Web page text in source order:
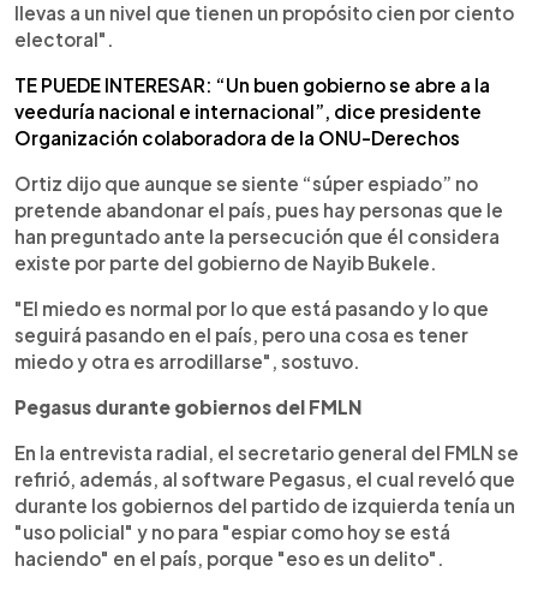
llevas a un nivel que tienen un propósito cien por ciento
electoral".
TE PUEDE INTERESAR: “Un buen gobierno se abre a la
veeduría nacional e internacional”, dice presidente
Organización colaboradora de la ONU-Derechos
Ortiz dijo que aunque se siente “súper espiado” no
pretende abandonar el país, pues hay personas que le
han preguntado ante la persecución que él considera
existe por parte del gobierno de Nayib Bukele.
"El miedo es normal por lo que está pasando y lo que
seguirá pasando en el país, pero una cosa es tener
miedo y otra es arrodillarse", sostuvo.
Pegasus durante gobiernos del FMLN
En la entrevista radial, el secretario general del FMLN se
refirió, además, al software Pegasus, el cual reveló que
durante los gobiernos del partido de izquierda tenía un
"uso policial" y no para "espiar como hoy se está
haciendo" en el país, porque "eso es un delito".